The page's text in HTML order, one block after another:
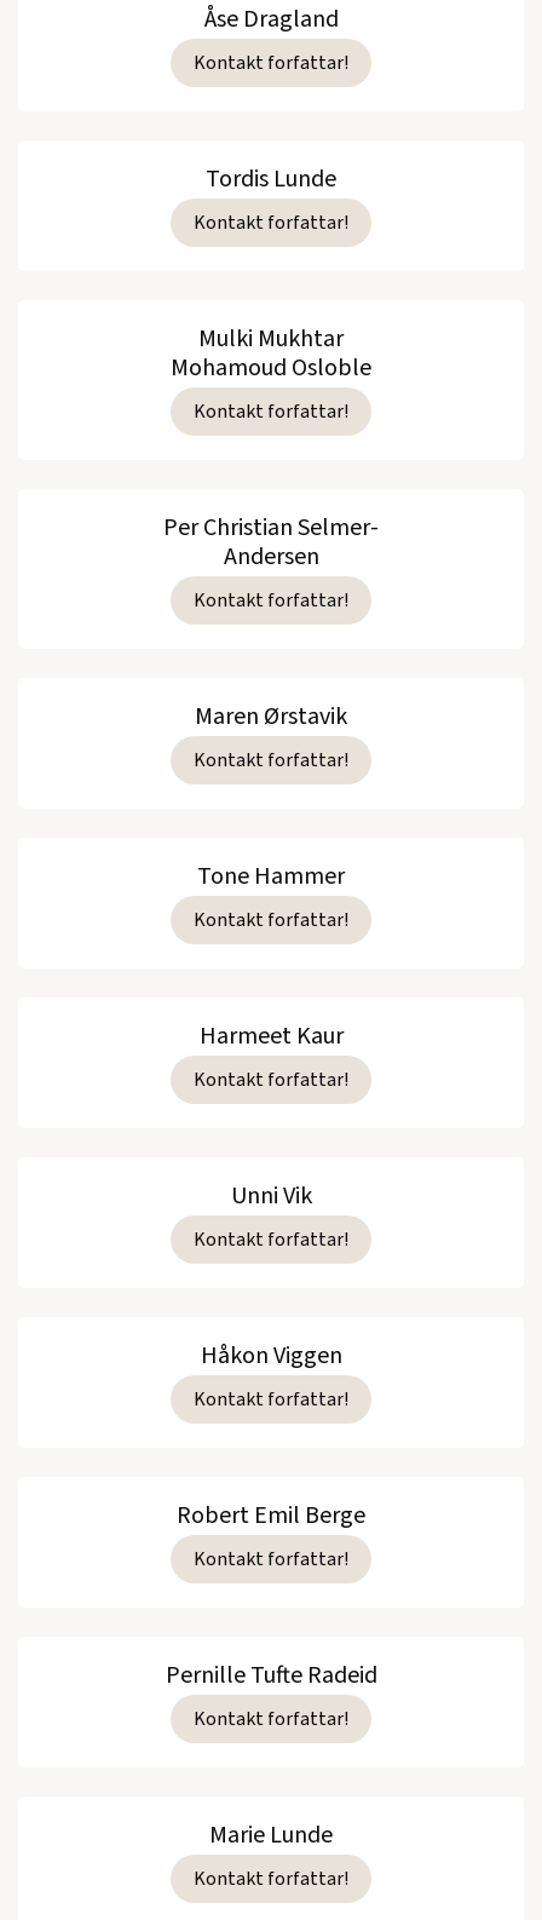
Åse Dragland
Kontakt forfattar!
Tordis Lunde
Kontakt forfattar!
Mulki Mukhtar
Mohamoud Osloble
Kontakt forfattar!
Per Christian Selmer-
Andersen
Kontakt forfattar!
Maren Ørstavik
Kontakt forfattar!
Tone Hammer
Kontakt forfattar!
Harmeet Kaur
Kontakt forfattar!
Unni Vik
Kontakt forfattar!
Håkon Viggen
Kontakt forfattar!
Robert Emil Berge
Kontakt forfattar!
Pernille Tufte Radeid
Kontakt forfattar!
Marie Lunde
Kontakt forfattar!